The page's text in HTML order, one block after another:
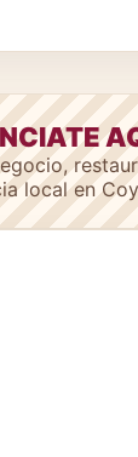
local en